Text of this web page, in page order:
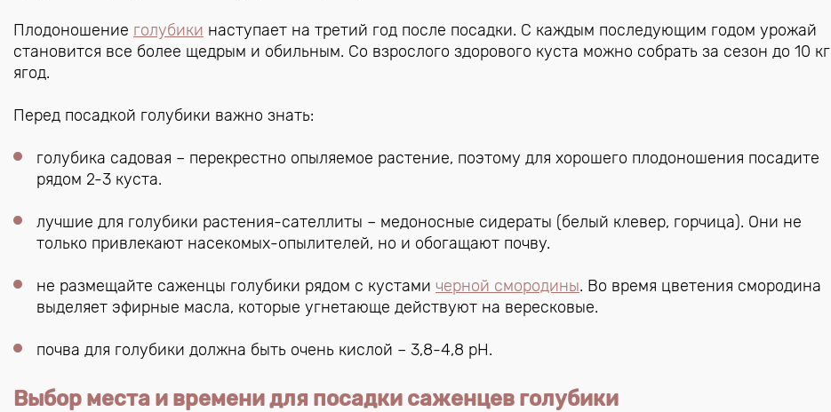
Плодоношение голубики наступает на третий год после посадки. С каждым последующим годом урожай
становится все более щедрым и обильным. Со взрослого здорового куста можно собрать за сезон до 10 кг
ягод.
Перед посадкой голубики важно знать:
голубика садовая – перекрестно опыляемое растение, поэтому для хорошего плодоношения посадите
рядом 2-3 куста.
лучшие для голубики растения-сателлиты – медоносные сидераты (белый клевер, горчица). Они не
только привлекают насекомых-опылителей, но и обогащают почву.
не размещайте саженцы голубики рядом с кустами черной смородины. Во время цветения смородина
выделяет эфирные масла, которые угнетающе действуют на вересковые.
почва для голубики должна быть очень кислой – 3,8-4,8 рН.
Выбор места и времени для посадки саженцев голубики